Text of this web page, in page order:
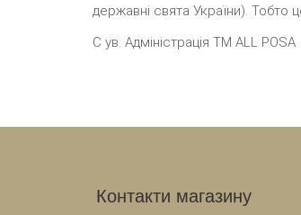
державні свята України). Тобто
С ув. Адміністрація TM ALL POSA
Контакти магазину